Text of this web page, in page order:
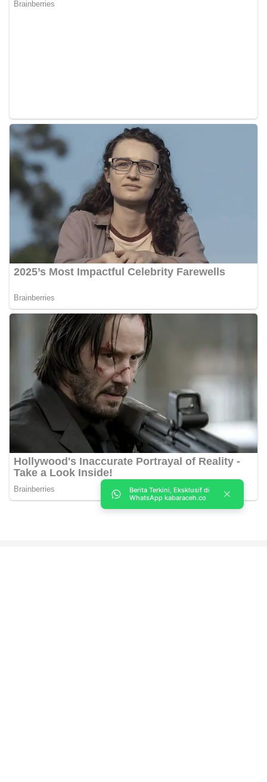
Berita Terkini, Eksklusif di
WhatsApp kabaraceh.co